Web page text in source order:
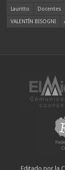
Lauritto
Docentes
VALENTÍN BISOGNI
Editado por la